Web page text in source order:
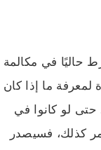
حاليًا في مكالمة
لمعرفة ما إذا كان
لو كانوا في
كذلك، فسيصدر